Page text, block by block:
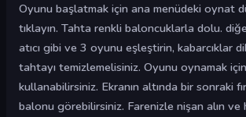
Oyunu başlatmak için ana menüdeki oynat
tıklayın. Tahta renkli baloncuklarla dolu.
atıcı gibi ve 3 oyunu eşleştirin, kabarcıklar
tahtayı temizlemelisiniz. Oyunu oynamak
kullanabilirsiniz. Ekranın altında bir sonraki
balonu görebilirsiniz. Farenizle nişan alın ve